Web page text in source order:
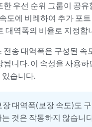
우선 순위 그룹이 공유
도에 비례하여 추가 포
대역폭의 비율로 지정합
전송 대역폭은 구성된 속
니다. 이 속성을 사용하
있습니다.
대역폭(보장 속도)도
것은 작동하지 않습니